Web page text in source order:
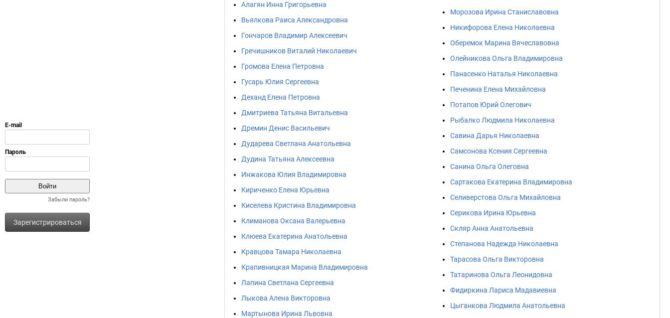
Забыли пароль?
Зарегистрироваться
Алагян Инна Григорьевна
Вьялкова Раиса Александровна
Гончаров Владимир Алексеевич
Гречишников Виталий Николаевич
Громова Елена Петровна
Гусарь Юлия Сергеевна
Деханд Елена Петровна
Дмитриева Татьяна Витальевна
Дремин Денис Васильевич
Дударева Светлана Анатольевна
Дудина Татьяна Алексеевна
Инжакова Юлия Владимировна
Кириченко Елена Юрьевна
Киселева Кристина Владимировна
Климанова Оксана Валерьевна
Клюева Екатерина Анатольевна
Кравцова Тамара Николаевна
Крапивницкая Марина Владимировна
Лапина Светлана Сергеевна
Лыкова Алена Викторовна
Мартынова Ирина Львовна
Морозова Ирина Станиславовна
Никифорова Елена Николаевна
Оберемок Марина Вячеславовна
Олейникова Ольга Владимировна
Панасенко Наталья Николаевна
Печенина Елена Михайловна
Потапов Юрий Олегович
Рыбалко Людмила Николаевна
Савина Дарья Николаевна
Самсонова Ксения Сергеевна
Санина Ольга Олеговна
Сартакова Екатерина Владимировна
Селиверстова Ольга Михайловна
Серикова Ирина Юрьевна
Скляр Анна Анатольевна
Степанова Надежда Николаевна
Тарасова Ольга Викторовна
Татаринова Ольга Леонидовна
Фидиркина Лариса Мадавиевна
Цыганкова Людмила Анатольевна